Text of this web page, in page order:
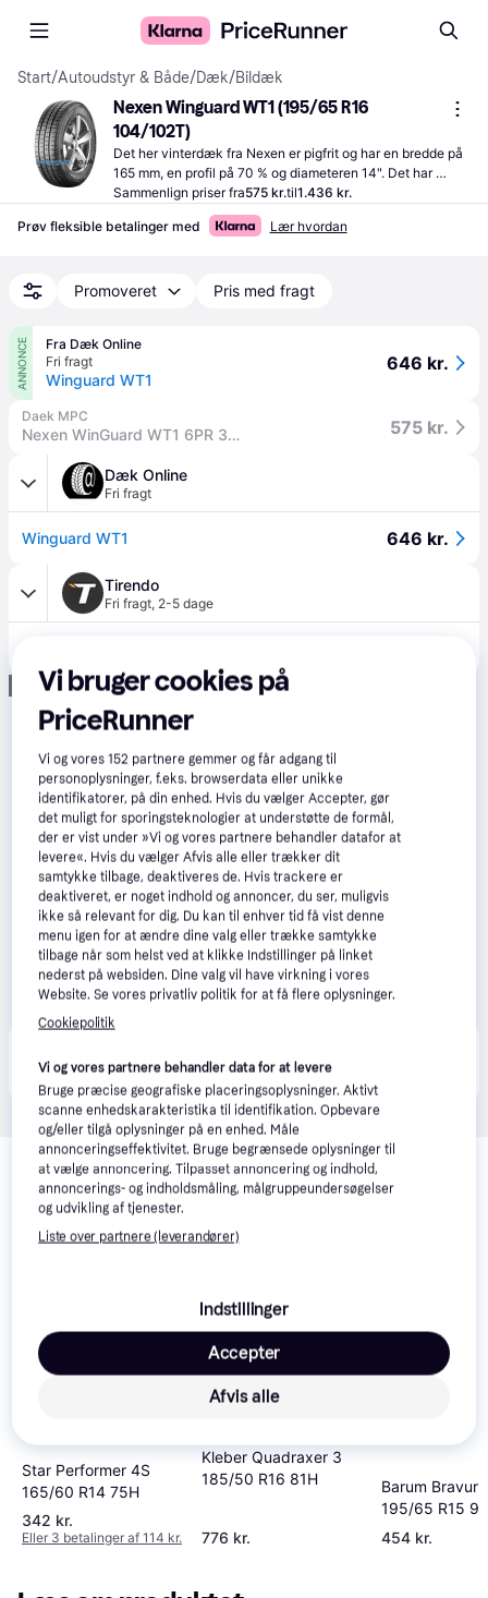
Start/Autoudstyr & Både/Dæk/Bildæk
Nexen Winguard WT1 (195/65 R16
104/102T)
Det her vinterdæk fra Nexen er pigfrit og har en bredde på
165 mm, en profil på 70 % og diameteren 14". Det har
hastighedsindekset R (170 km/h), som angiver den højest
tilladte fart for dækket.
Sammenlign priser fra575 kr.til1.436 kr.
Prøv fleksible betalinger med Lær hvordan
Promoveret Pris med fragt
ANNONCE
Fra Dæk Online
Fri fragt
Winguard WT1
646 kr.
Daek MPC
Nexen WinGuard WT1 6PR 3PMSF 165/70R14C 89R 575 kr.
Dæk Online
Fri fragt
Winguard WT1 646 kr.
Tirendo
Fri fragt, 2-5 dage
Annonce
kunde i denne kategori.
Relaterede produkter
Se vores forslag til andre produkter, der matcher dine
interesser. Vis alle
Star Performer 4S
165/60 R14 75H
342 kr.
Eller 3 betalinger af 114 kr.
Kleber Quadraxer 3
185/50 R16 81H
776 kr.
Barum
195/65 R15
454 kr.
Vi bruger cookies på
PriceRunner
Vi og vores152 partnere gemmer og får adgang til
personoplysninger, f.eks. browserdata eller unikke
identifikatorer, på din enhed. Hvis du vælger Accepter, gør
det muligt for sporingsteknologier at understøtte de formål,
der er vist under »Vi og vores partnere behandler datafor at
levere«. Hvis du vælger Afvis alle eller trækker dit
samtykke tilbage, deaktiveres de. Hvis trackere er
deaktiveret, er noget indhold og annoncer, du ser, muligvis
ikke så relevant for dig. Du kan til enhver tid få vist denne
menu igen for at ændre dine valg eller trække samtykke
tilbage når som helst ved at klikke Indstillinger på linket
nederst på websiden. Dine valg vil have virkning i vores
Website. Se vores privatliv politik for at få flere oplysninger.
Cookiepolitik
Vi og vores partnere behandler data for at levere
Bruge præcise geografiske placeringsoplysninger. Aktivt
scanne enhedskarakteristika til identifikation. Opbevare
og/eller tilgå oplysninger på en enhed. Måle
annonceringseffektivitet. Bruge begrænsede oplysninger til
at vælge annoncering. Tilpasset annoncering og indhold,
annoncerings- og indholdsmåling, målgruppeundersøgelser
og udvikling af tjenester.
Liste over partnere (leverandører)
Indstillinger
Afvis alle
Accepter